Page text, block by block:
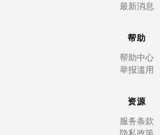
最新消息
帮助
帮助中心
举报滥用
资源
服务条款
隐私政策